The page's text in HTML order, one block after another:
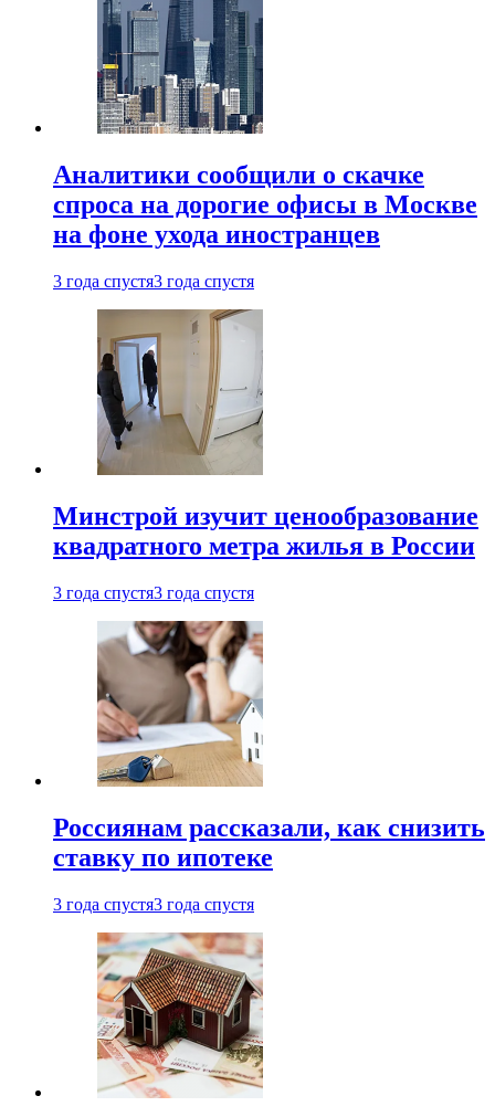
Аналитики сообщили о скачке
спроса на дорогие офисы в Москве
на фоне ухода иностранцев
3 года спустя3 года спустя
Минстрой изучит ценообразование
квадратного метра жилья в России
3 года спустя3 года спустя
Россиянам рассказали, как снизить
ставку по ипотеке
3 года спустя3 года спустя